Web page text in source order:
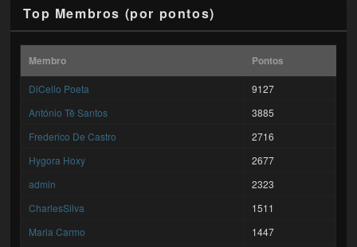
Top Membros (por pontos)
Membro Pontos
DiCello Poeta
9127
António Tê Santos
3885
Frederico De Castro
2716
Hygora Hoxy
2677
admin
2323
CharlesSilva
1511
Maria Carmo
1447